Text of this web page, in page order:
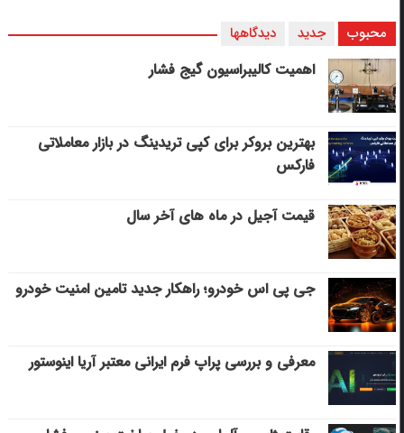
محبوب جدید دیدگاهها
اهمیت کالیبراسیون گیج فشار
بهترین بروکر برای کپی‌ تریدینگ در بازار معاملاتی
فارکس
قیمت آجیل در ماه های آخر سال
جی پی اس خودرو؛ راهکار جدید تامین امنیت خودرو
معرفی و بررسی پراپ فرم ایرانی معتبر آریا اینوستور